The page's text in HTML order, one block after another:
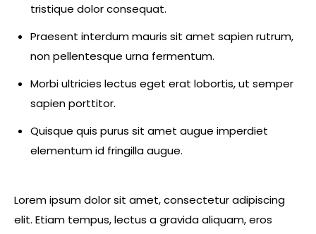
tristique dolor consequat.
Praesent interdum mauris sit amet sapien rutrum,
non pellentesque urna fermentum.
Morbi ultricies lectus eget erat lobortis, ut semper
sapien porttitor.
Quisque quis purus sit amet augue imperdiet
elementum id fringilla augue.
Lorem ipsum dolor sit amet, consectetur adipiscing
elit. Etiam tempus, lectus a gravida aliquam, eros